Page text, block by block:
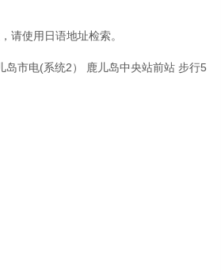
请使用日语地址检索。
岛市电(系统2） 鹿儿岛中央站前站 步行5